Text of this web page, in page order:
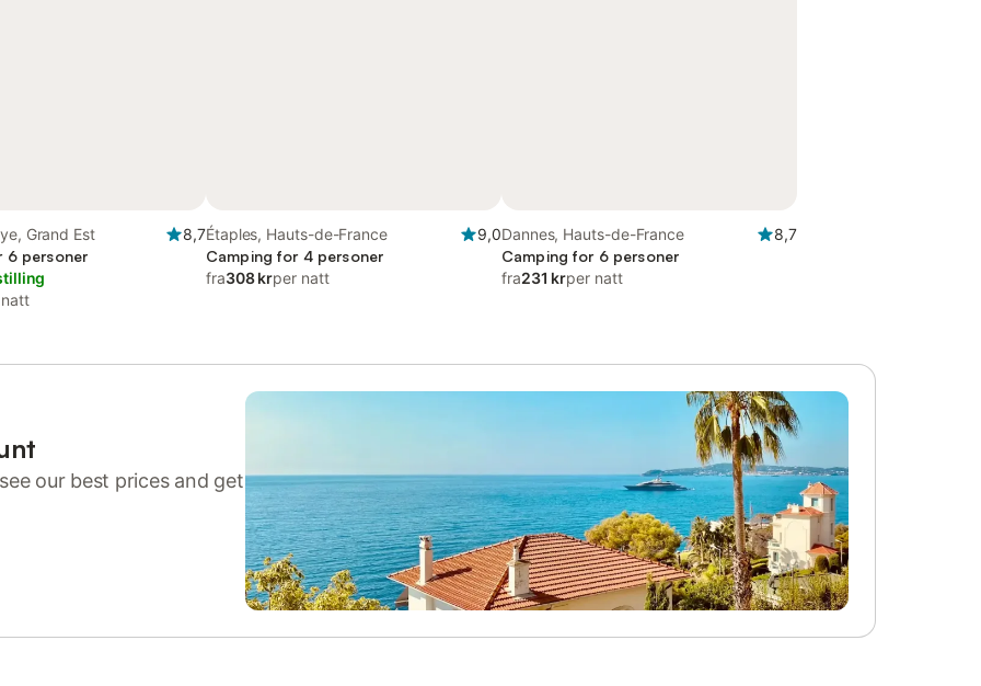
Grand Est
8,7
6 personer
Étaples, Hauts-de-France
9,0
Camping for 4 personer
fra308 krper natt
Dannes, Hauts-de-France
8,7
Camping for 6 personer
fra231 krper natt
our best prices and get